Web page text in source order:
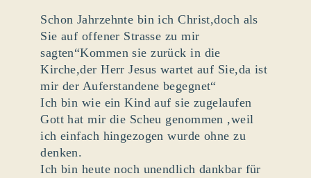
Schon Jahrzehnte bin ich Christ,doch als
Sie auf offener Strasse zu mir
sagten“Kommen sie zurück in die
Kirche,der Herr Jesus wartet auf Sie,da ist
mir der Auferstandene begegnet“
Ich bin wie ein Kind auf sie zugelaufen
Gott hat mir die Scheu genommen ,weil
ich einfach hingezogen wurde ohne zu
denken.
Ich bin heute noch unendlich dankbar für